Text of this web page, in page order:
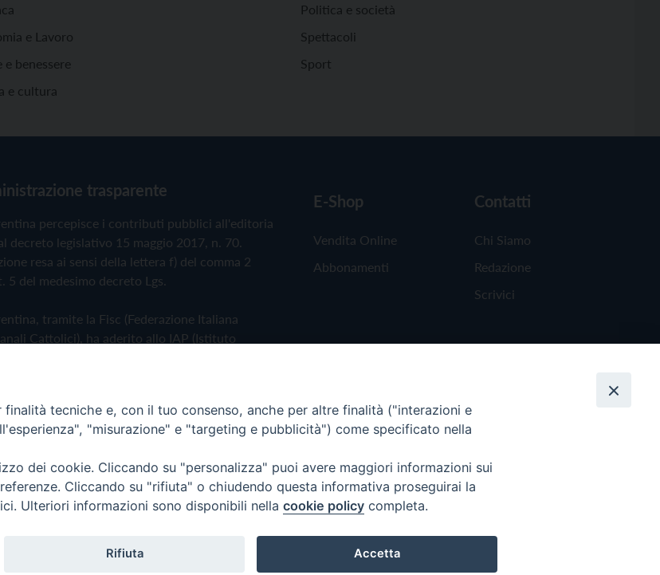
e Lavoro
e benessere
e cultura
Politica e società
Spettacoli
Sport
trasparente
percepisce i contributi pubblici all'editoria
decreto legislativo 15 maggio 2017, n. 70.
resa ai sensi della lettera f) del comma 2
5 del medesimo decreto Lgs.
tramite la Fisc (Federazione Italiana
Cattolici), ha aderito allo IAP (Istituto
Policy Cookie Policy
E-Shop
Vendita Online
Abbonamenti
Contatti
Chi Siamo
Redazione
Scrivici
Editrice
tecniche e, con il tuo consenso, anche per altre finalità ("interazioni e
"misurazione" e "targeting e pubblicità") come specificato nella
dei cookie. Cliccando su "personalizza" puoi avere maggiori informazioni sui
Cliccando su "rifiuta" o chiudendo questa informativa proseguirai la
Ulteriori informazioni sono disponibili nella cookie policy completa.
Rifiuta Accetta